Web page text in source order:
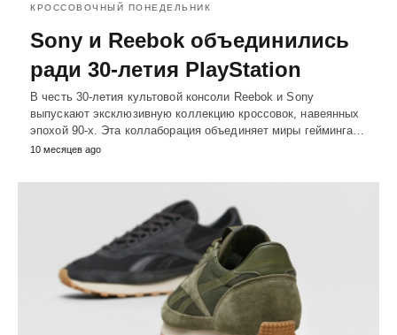
КРОССОВОЧНЫЙ ПОНЕДЕЛЬНИК
Sony и Reebok объединились
ради 30-летия PlayStation
В честь 30-летия культовой консоли Reebok и Sony
выпускают эксклюзивную коллекцию кроссовок, навеянных
эпохой 90-х. Эта коллаборация объединяет миры гейминга…
10 месяцев ago